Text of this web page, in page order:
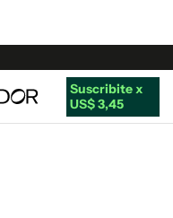
Suscribite x
US$ 3,45